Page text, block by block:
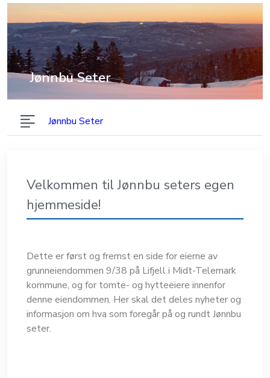
Jønnbu Seter
Jønnbu Seter
Velkommen til Jønnbu seters egen
hjemmeside!
Dette er først og fremst en side for eierne av
grunneiendommen 9/38 på Lifjell i Midt-Telemark
kommune, og for tomte- og hytteeiere innenfor
denne eiendommen. Her skal det deles nyheter og
informasjon om hva som foregår på og rundt Jønnbu
seter.